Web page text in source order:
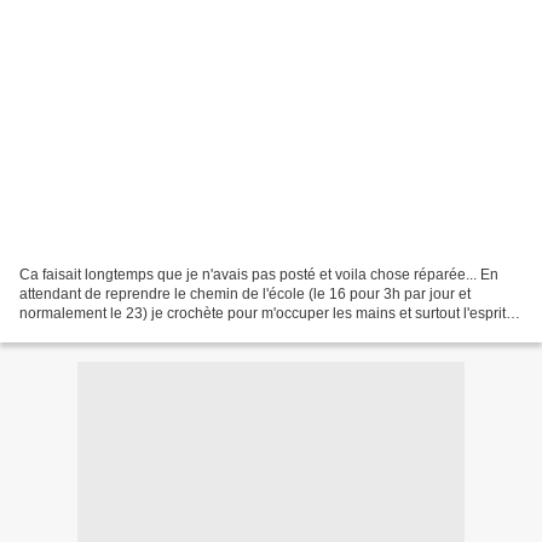
Ca faisait longtemps que je n'avais pas posté et voila chose réparée... En
attendant de reprendre le chemin de l'école (le 16 pour 3h par jour et
normalement le 23) je crochète pour m'occuper les mains et surtout l'esprit.